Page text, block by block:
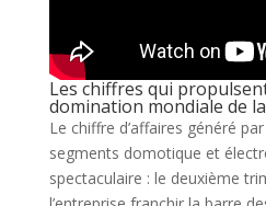
Les chiffres qui
domination mondiale de
Le chiffre d’affaires généré
segments domotique et
spectaculaire : le deuxième